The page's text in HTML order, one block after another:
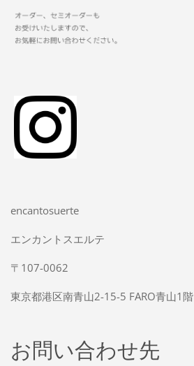
encantosuerte
エンカントスエルテ
〒107-0062
東京都港区南青山2-15-5 FARO青山1階
お問い合わせ先